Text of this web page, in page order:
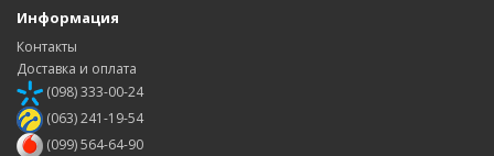
Информация
Контакты
Доставка и оплата
(098) 333-00-24
(063) 241-19-54
(099) 564-64-90